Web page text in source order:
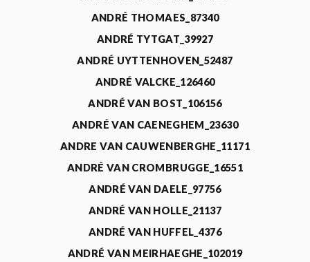
ANDRÉ THOMAES_87340
ANDRÉ TYTGAT_39927
ANDRÉ UYTTENHOVEN_52487
ANDRÉ VALCKE_126460
ANDRÉ VAN BOST_106156
ANDRÉ VAN CAENEGHEM_23630
ANDRE VAN CAUWENBERGHE_11171
ANDRÉ VAN CROMBRUGGE_16551
ANDRÉ VAN DAELE_97756
ANDRÉ VAN HOLLE_21137
ANDRÉ VAN HUFFEL_4376
ANDRÉ VAN MEIRHAEGHE_102019